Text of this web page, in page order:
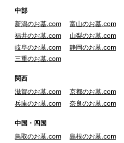
中部
新潟のお墓.com
富山のお墓.com
福井のお墓.com
山梨のお墓.com
岐阜のお墓.com
静岡のお墓.com
三重のお墓.com
関西
滋賀のお墓.com
京都のお墓.com
兵庫のお墓.com
奈良のお墓.com
中国・四国
鳥取のお墓.com
島根のお墓.com